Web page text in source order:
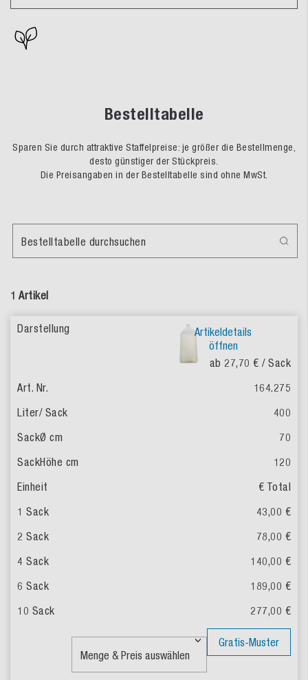
Bestelltabelle
Sparen Sie durch attraktive Staffelpreise: je größer die Bestellmenge,
desto günstiger der Stückpreis.
Die Preisangaben in der Bestelltabelle sind ohne MwSt.
1 Artikel
Bestelltabelle durchsuchen
Artikeldetails
öffnen
ab 27,70 € / Sack
164.275
400
70
120
€ Total
43,00 €
78,00 €
140,00 €
189,00 €
277,00 €
Gratis-Muster